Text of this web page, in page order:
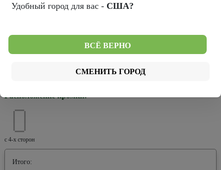
Цвет кромки:
Расположение кромки:
с 4-х сторон
Итого:
Удобный город для вас - США?
ВСЁ ВЕРНО
СМЕНИТЬ ГОРОД